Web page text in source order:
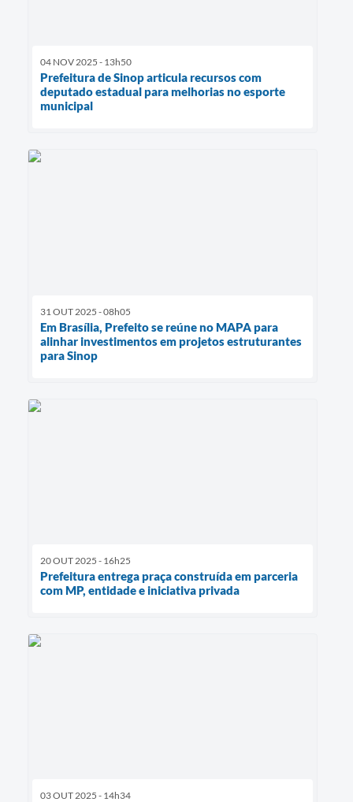
04 NOV 2025 - 13h50
Prefeitura de Sinop articula recursos com
deputado estadual para melhorias no esporte
municipal
31 OUT 2025 - 08h05
Em Brasília, Prefeito se reúne no MAPA para
alinhar investimentos em projetos estruturantes
para Sinop
20 OUT 2025 - 16h25
Prefeitura entrega praça construída em parceria
com MP, entidade e iniciativa privada
03 OUT 2025 - 14h34